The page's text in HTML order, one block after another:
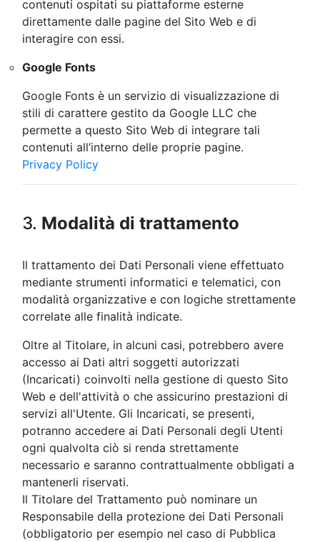
contenuti ospitati su piattaforme esterne
direttamente dalle pagine del Sito Web e di
interagire con essi.
Google Fonts
Google Fonts è un servizio di visualizzazione di
stili di carattere gestito da Google LLC che
permette a questo Sito Web di integrare tali
contenuti all’interno delle proprie pagine.
Privacy Policy
3. Modalità di trattamento
Il trattamento dei Dati Personali viene effettuato
mediante strumenti informatici e telematici, con
modalità organizzative e con logiche strettamente
correlate alle finalità indicate.
Oltre al Titolare, in alcuni casi, potrebbero avere
accesso ai Dati altri soggetti autorizzati
(Incaricati) coinvolti nella gestione di questo Sito
Web e dell'attività o che assicurino prestazioni di
servizi all'Utente. Gli Incaricati, se presenti,
potranno accedere ai Dati Personali degli Utenti
ogni qualvolta ciò si renda strettamente
necessario e saranno contrattualmente obbligati a
mantenerli riservati.
Il Titolare del Trattamento può nominare un
Responsabile della protezione dei Dati Personali
(obbligatorio per esempio nel caso di Pubblica